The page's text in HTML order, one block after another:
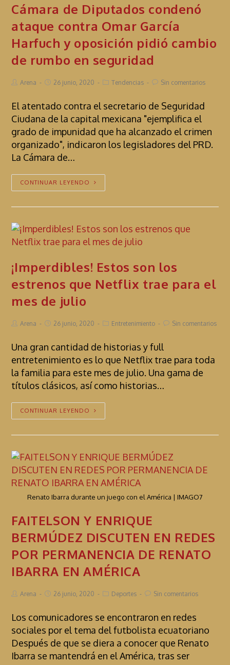
Cámara de Diputados condenó
ataque contra Omar García
Harfuch y oposición pidió cambio
de rumbo en seguridad
Arena 26 junio, 2020 Tendencias Sin comentarios
El atentado contra el secretario de Seguridad
Ciudana de la capital mexicana "ejemplifica el
grado de impunidad que ha alcanzado el crimen
organizado", indicaron los legisladores del PRD.
La Cámara de…
CONTINUAR LEYENDO
¡Imperdibles! Estos son los
estrenos que Netflix trae para el
mes de julio
Arena 26 junio, 2020 Entretenimiento Sin comentarios
Una gran cantidad de historias y full
entretenimiento es lo que Netflix trae para toda
la familia para este mes de julio. Una gama de
títulos clásicos, así como historias…
CONTINUAR LEYENDO
Renato Ibarra durante un juego con el América | IMAGO7
FAITELSON Y ENRIQUE
BERMÚDEZ DISCUTEN EN REDES
POR PERMANENCIA DE RENATO
IBARRA EN AMÉRICA
Arena 26 junio, 2020 Deportes Sin comentarios
Los comunicadores se encontraron en redes
sociales por el tema del futbolista ecuatoriano
Después de que se diera a conocer que Renato
Ibarra se mantendrá en el América, tras ser